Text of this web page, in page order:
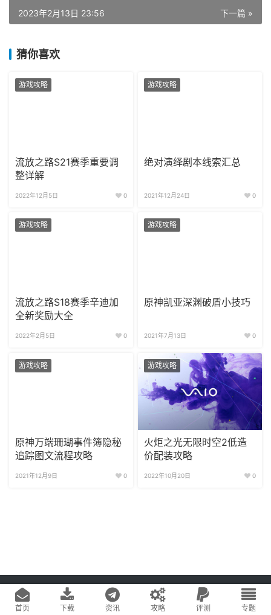
下一篇 »
2023年2月13日 23:56
猜你喜欢
游戏攻略
流放之路S21赛季重要调
整详解
2022年12月5日 0
游戏攻略
绝对演绎剧本线索汇总
2021年12月24日 0
游戏攻略
流放之路S18赛季辛迪加
全新奖励大全
2022年2月5日 0
游戏攻略
原神凯亚深渊破盾小技巧
2021年7月13日 0
游戏攻略
原神万端珊瑚事件簿隐秘
追踪图文流程攻略
2021年12月9日 0
游戏攻略
火炬之光无限时空2低造
价配装攻略
2022年10月20日 0
Copyright © 2020 游戏易站 版权所有 鄂ICP备2022019269号-1
网站地图
首页
下载 资讯 攻略 评测 专题